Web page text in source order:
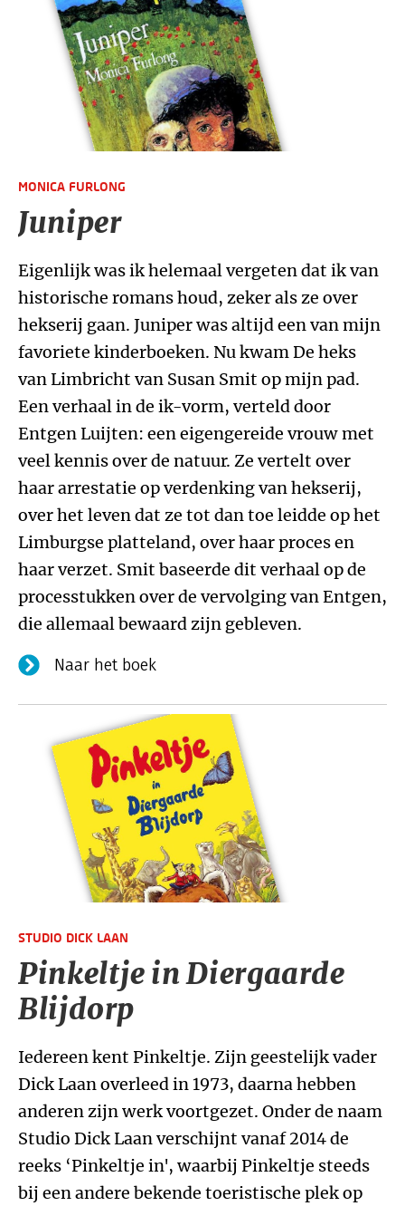
MONICA FURLONG
Juniper
Eigenlijk was ik helemaal vergeten dat ik van
historische romans houd, zeker als ze over
hekserij gaan. Juniper was altijd een van mijn
favoriete kinderboeken. Nu kwam De heks
van Limbricht van Susan Smit op mijn pad.
Een verhaal in de ik-vorm, verteld door
Entgen Luijten: een eigengereide vrouw met
veel kennis over de natuur. Ze vertelt over
haar arrestatie op verdenking van hekserij,
over het leven dat ze tot dan toe leidde op het
Limburgse platteland, over haar proces en
haar verzet. Smit baseerde dit verhaal op de
processtukken over de vervolging van Entgen,
die allemaal bewaard zijn gebleven.
Naar het boek
STUDIO DICK LAAN
Pinkeltje in Diergaarde
Blijdorp
Iedereen kent Pinkeltje. Zijn geestelijk vader
Dick Laan overleed in 1973, daarna hebben
anderen zijn werk voortgezet. Onder de naam
Studio Dick Laan verschijnt vanaf 2014 de
reeks ‘Pinkeltje in', waarbij Pinkeltje steeds
bij een andere bekende toeristische plek op